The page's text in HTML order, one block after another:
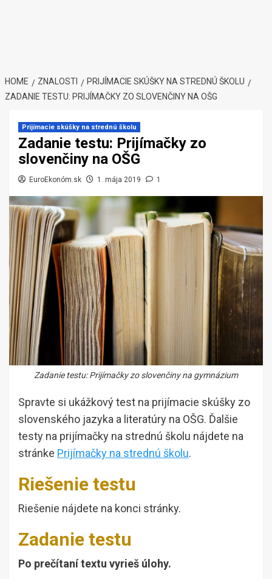
HOME ZNALOSTI
PRIJÍMACIE SKÚŠKY NA STREDNÚ ŠKOLU
ZADANIE TESTU: PRIJÍMAČKY ZO SLOVENČINY NA OŠG
Prijímacie skúšky na strednú školu
Zadanie testu: Prijímačky zo
slovenčiny na OŠG
EuroEkonóm.sk 1. mája 2019 1
Zadanie testu: Prijímačky zo slovenčiny na gymnázium
Spravte si ukážkový test na prijímacie skúšky zo
slovenského jazyka a literatúry na OŠG. Ďalšie
testy na prijímačky na strednú školu nájdete na
stránke Prijímačky na strednú školu.
Riešenie testu
Riešenie nájdete na konci stránky.
Zadanie testu
Po prečítaní textu vyrieš úlohy.